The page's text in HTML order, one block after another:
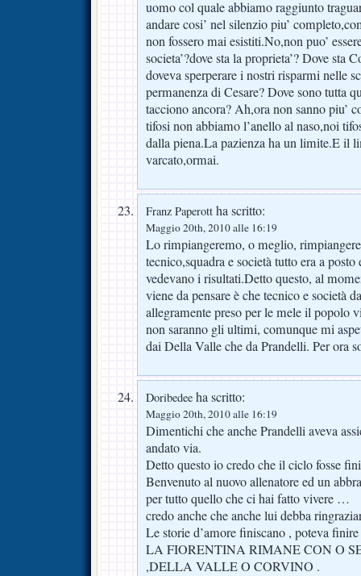
uomo col quale abbiamo raggiunto
andare cosi’ nel silenzio piu’
non fossero mai esistiti.No,non puo’
societa’?dove sta la proprieta’? Dove sta
doveva sperperare i nostri risparmi nelle
permanenza di Cesare? Dove sono tutta
tacciono ancora? Ah,ora non sanno piu’
tifosi non abbiamo l’anello al naso,noi
dalla piena.La pazienza ha un limite.E il
varcato,ormai.
Franz Paperott ha scritto:
Maggio 20th, 2010 alle 16:19
Lo rimpiangeremo, o meglio,
tecnico,squadra e società tutto era a posto
vedevano i risultati.Detto questo, al
viene da pensare è che tecnico e società
allegramente preso per le mele il popolo
non saranno gli ultimi, comunque mi
dai Della Valle che da Prandelli. Per ora
Doribedee ha scritto:
Maggio 20th, 2010 alle 16:19
Dimentichi che anche Prandelli aveva
andato via.
Detto questo io credo che il ciclo fosse
Benvenuto al nuovo allenatore ed un
per tutto quello che ci hai fatto vivere …
credo anche che anche lui debba
Le storie d’amore finiscano , poteva
LA FIORENTINA RIMANE CON O
,DELLA VALLE O CORVINO .